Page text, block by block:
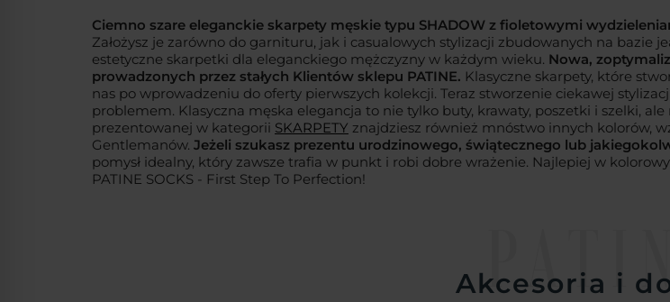
Ciemno szare eleganckie skarpety męskie typu SHADOW z fioletowymi
Założysz je zarówno do garnituru, jak i casualowych stylizacji zbudowanych na bazie
estetyczne skarpetki dla eleganckiego mężczyzny w każdym wieku. Nowa,
prowadzonych przez stałych Klientów sklepu PATINE. Klasyczne skarpety, które
nas po wprowadzeniu do oferty pierwszych kolekcji. Teraz stworzenie ciekawej
problemem. Klasyczna męska elegancja to nie tylko buty, krawaty, poszetki i szelki,
prezentowanej w kategorii SKARPETY znajdziesz również mnóstwo innych kolorów,
Gentlemanów. Jeżeli szukasz prezentu urodzinowego, świątecznego lub
pomysł idealny, który zawsze trafia w punkt i robi dobre wrażenie. Najlepiej w
PATINE SOCKS - First Step To Perfection!
Akcesoria i